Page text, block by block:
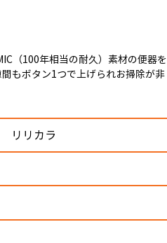
（100年相当の耐久）素材の便器を
もボタン1つで上げられお掃除が非
リリカラ